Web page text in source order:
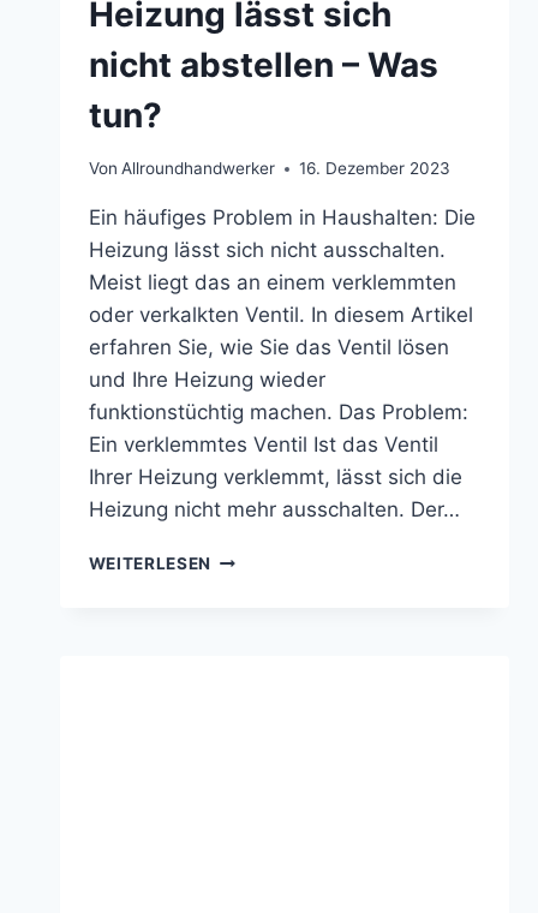
Heizung lässt sich
nicht abstellen – Was
tun?
Von Allroundhandwerker 16. Dezember 2023
Ein häufiges Problem in Haushalten: Die
Heizung lässt sich nicht ausschalten.
Meist liegt das an einem verklemmten
oder verkalkten Ventil. In diesem Artikel
erfahren Sie, wie Sie das Ventil lösen
und Ihre Heizung wieder
funktionstüchtig machen. Das Problem:
Ein verklemmtes Ventil Ist das Ventil
Ihrer Heizung verklemmt, lässt sich die
Heizung nicht mehr ausschalten. Der…
WEITERLESEN HEIZUNG